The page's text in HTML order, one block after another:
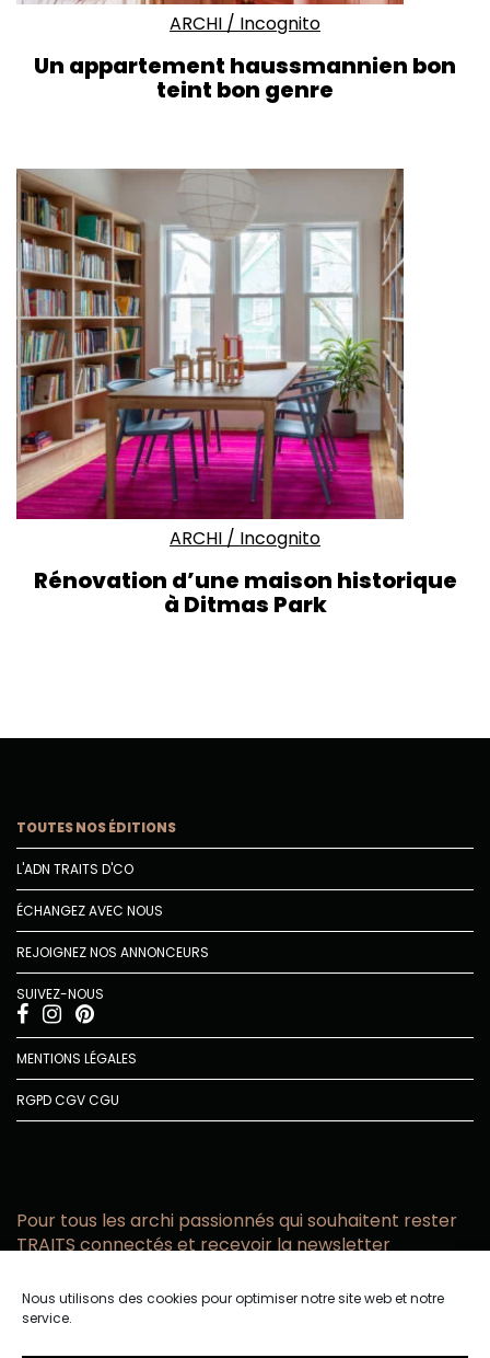
Nous utilisons des cookies pour optimiser notre site web et notre
service.
ARCHI / Incognito
Un appartement haussmannien bon
teint bon genre
ARCHI / Incognito
Rénovation d’une maison historique
à Ditmas Park
TOUTES NOS ÉDITIONS
L'ADN TRAITS D'CO
ÉCHANGEZ AVEC NOUS
REJOIGNEZ NOS ANNONCEURS
SUIVEZ-NOUS
MENTIONS LÉGALES
RGPDCGVCGU
Pour tous les archi passionnés qui souhaitent rester
TRAITS connectés et recevoir la newsletter
email